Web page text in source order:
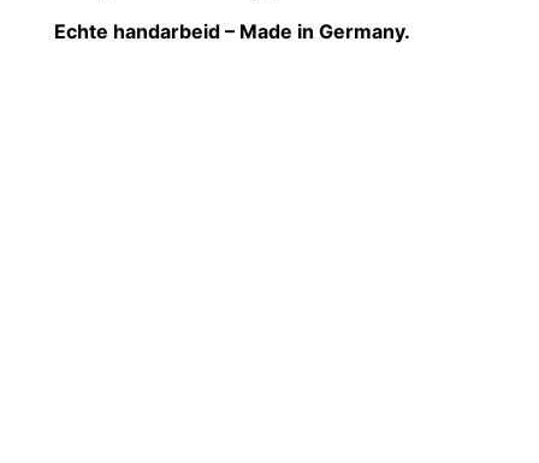
Echte handarbeid – Made in Germany.